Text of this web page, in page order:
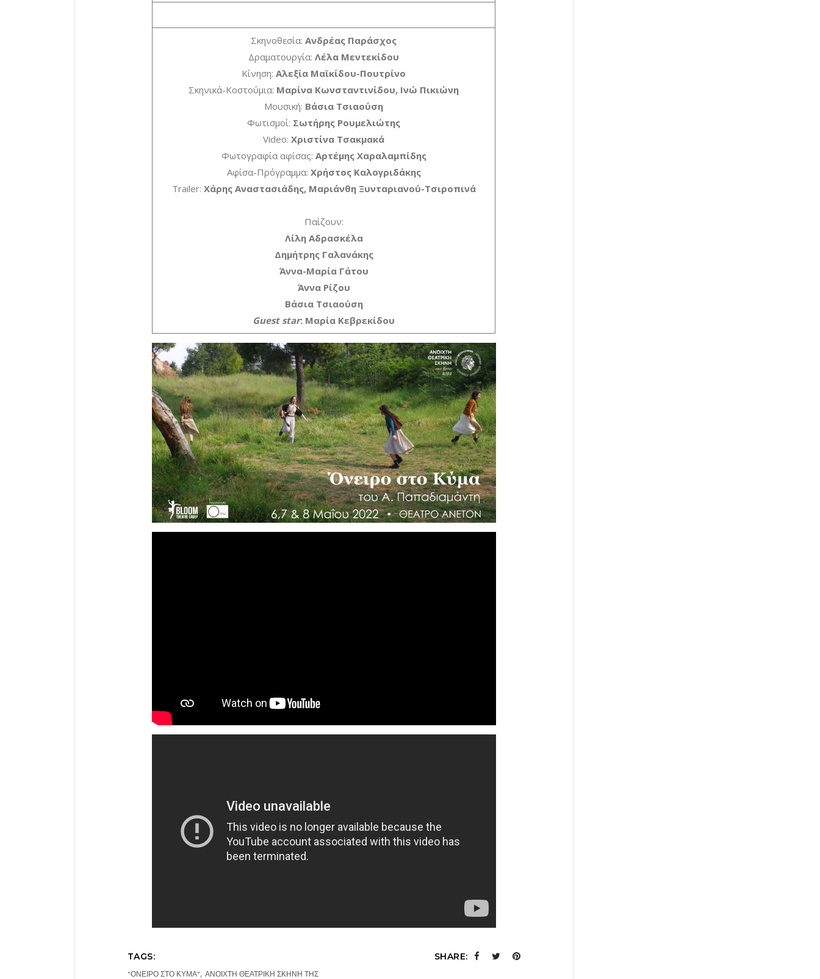
Σκηνοθεσία: Ανδρέας Παράσχος
Δραματουργία: Λέλα Μεντεκίδου
Κίνηση: Αλεξία Μαϊκίδου-Πουτρίνο
Σκηνικά-Κοστούμια: Μαρίνα Κωνσταντινίδου, Ινώ Πικιώνη
Μουσική: Βάσια Τσιαούση
Φωτισμοί: Σωτήρης Ρουμελιώτης
Video: Χριστίνα Τσακμακά
Φωτογραφία αφίσας: Αρτέμης Χαραλαμπίδης
Αφίσα-Πρόγραμμα: Χρήστος Καλογριδάκης
Trailer: Χάρης Αναστασιάδης, Μαριάνθη Ξυνταριανού-Τσιροπινά
Παίζουν:
Λίλη Αδρασκέλα
Δημήτρης Γαλανάκης
Άννα-Μαρία Γάτου
Άννα Ρίζου
Βάσια Τσιαούση
Guest star: Μαρία Κεβρεκίδου
TAGS:
"ΟΝΕΙΡΟ ΣΤΟ ΚΥΜΑ", ΑΝΟΙΧΤΗ ΘΕΑΤΡΙΚΗ ΣΚΗΝΗ ΤΗΣ
SHARE: